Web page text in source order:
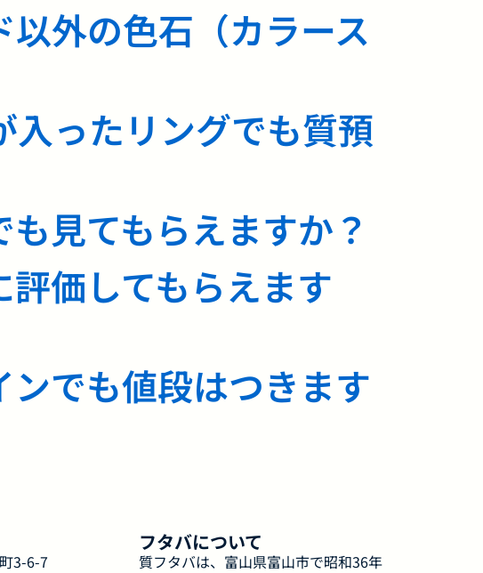
外の色石（カラース
ったリングでも質預
見てもらえますか？
価してもらえます
でも値段はつきます
3-6-7
フタバについて
質フタバは、富山県富山市で昭和36年